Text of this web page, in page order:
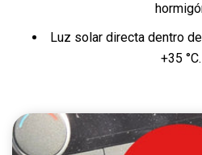
Luz solar directa dentro
+35 °C.